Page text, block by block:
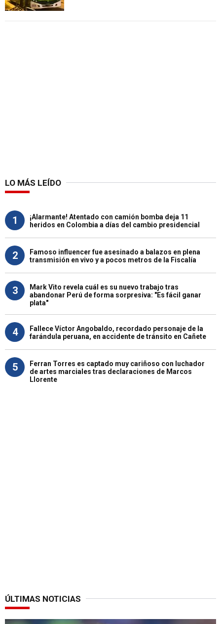
LO MÁS LEÍDO
1
¡Alarmante! Atentado con camión bomba deja 11
heridos en Colombia a días del cambio presidencial
2
Famoso influencer fue asesinado a balazos en plena
transmisión en vivo y a pocos metros de la Fiscalía
3
Mark Vito revela cuál es su nuevo trabajo tras
abandonar Perú de forma sorpresiva: "Es fácil ganar
plata"
4
Fallece Víctor Angobaldo, recordado personaje de la
farándula peruana, en accidente de tránsito en Cañete
5
Ferran Torres es captado muy cariñoso con luchador
de artes marciales tras declaraciones de Marcos
Llorente
ÚLTIMAS NOTICIAS